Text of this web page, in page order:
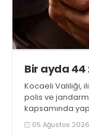
Bir ayda
Kocaeli Valiliği,
polis ve
kapsamında
Çalışmalar
kullanan,
05 Ağustos